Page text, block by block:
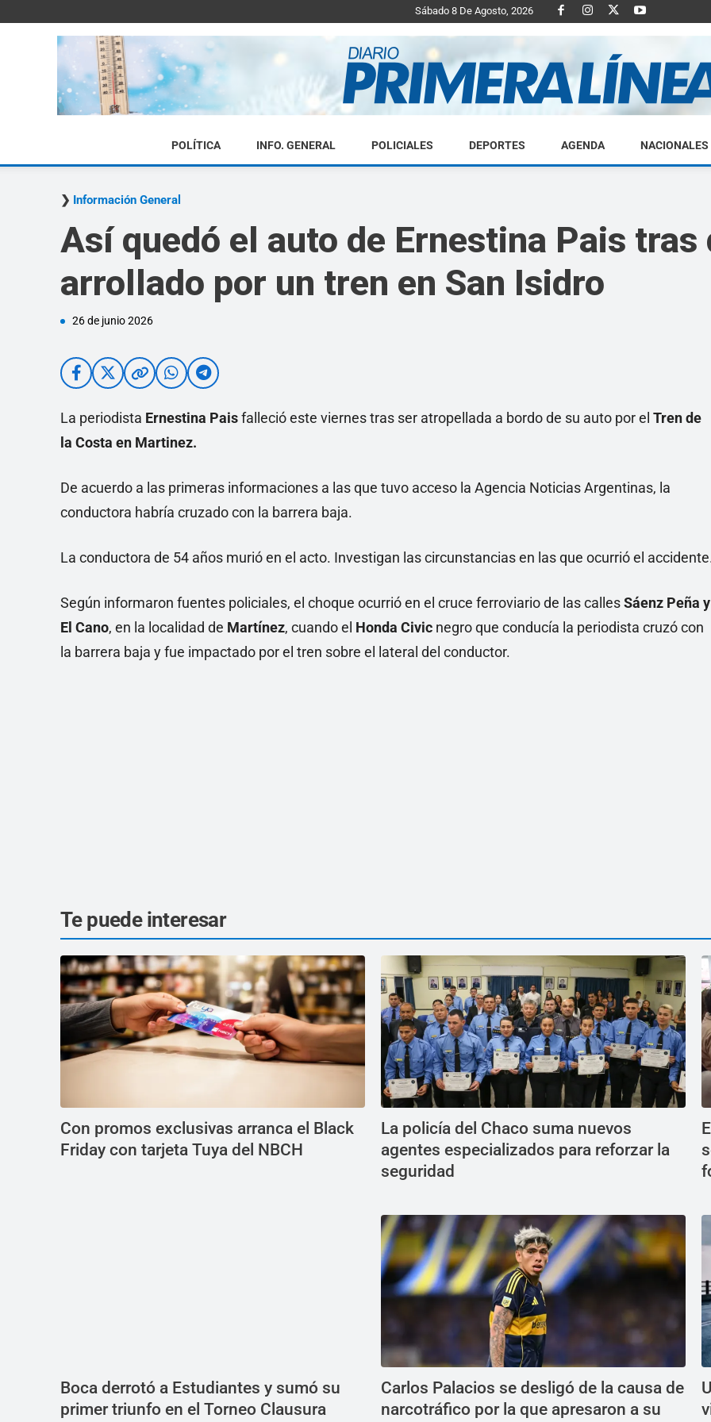
Sábado 8 De Agosto, 2026
Diario
Primera
POLÍTICA INFO. GENERAL POLICIALES DEPORTES AGENDA NACIONALES
Información General
Así quedó el auto de Ernestina Pais tras
arrollado por un tren en San Isidro
26 de junio 2026
La periodista Ernestina Paisfalleció este viernes tras ser atropellada a bordo de su auto por el Tren de
la Costa en Martinez.
De acuerdo a las primeras informaciones a las que tuvo acceso la Agencia Noticias Argentinas, la
conductora habría cruzado con la barrera baja.
La conductora de 54 años murió en el acto. Investigan las circunstancias en las que ocurrió el
Según informaron fuentes policiales, el choque ocurrió en el cruce ferroviario de las callesSáenz Peña y
El Cano, en la localidad de Martínez, cuando el Honda Civic negro que conducía la periodista cruzó con
la barrera baja y fue impactado por el tren sobre el lateral del conductor.
Te puede interesar
Con promos exclusivas arranca el Black
Friday con tarjeta Tuya del NBCH
La policía del Chaco suma nuevos
agentes especializados para reforzar la
seguridad
Boca derrotó a Estudiantes y sumó su
primer triunfo en el Torneo Clausura
Carlos Palacios se desligó de la causa de
narcotráfico por la que apresaron a su